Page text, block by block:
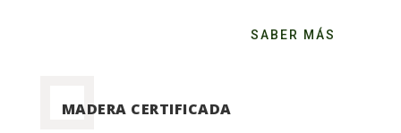
SABER MÁS
MADERA CERTIFICADA